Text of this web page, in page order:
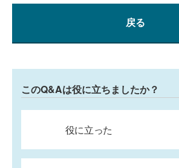
戻る
このQ&Aは役に立ちましたか？
役に立った